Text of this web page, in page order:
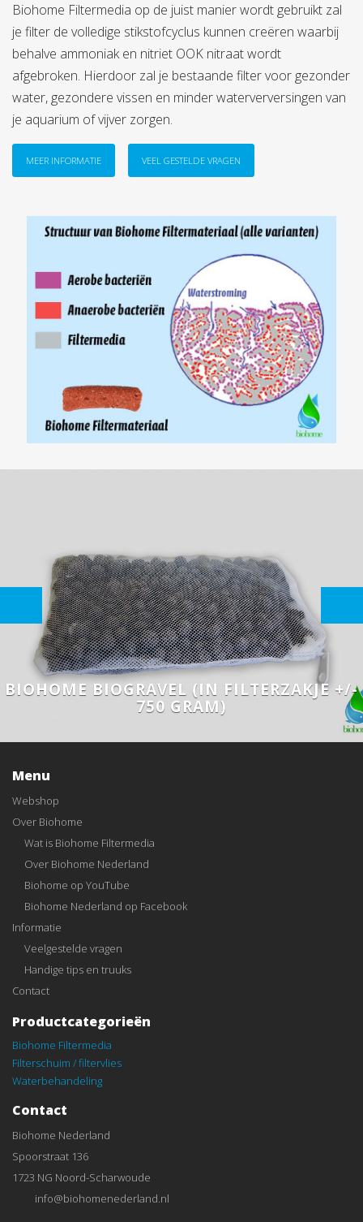
Biohome Filtermedia op de juist manier wordt gebruikt zal
je filter de volledige stikstofcyclus kunnen creëren waarbij
behalve ammoniak en nitriet OOK nitraat wordt
afgebroken. Hierdoor zal je bestaande filter voor gezonder
water, gezondere vissen en minder waterverversingen van
je aquarium of vijver zorgen.
MEER INFORMATIE VEEL GESTELDE VRAGEN
BIOHOME BIOGRAVEL (IN FILTERZAKJE +/-
750 GRAM)
Menu
Webshop
Over Biohome
Wat is Biohome Filtermedia
Over Biohome Nederland
Biohome op YouTube
Biohome Nederland op Facebook
Informatie
Veelgestelde vragen
Handige tips en truuks
Contact
Productcategorieën
Biohome Filtermedia
Filterschuim / filtervlies
Waterbehandeling
Contact
Biohome Nederland
Spoorstraat 136
1723 NG Noord-Scharwoude
info@biohomenederland.nl